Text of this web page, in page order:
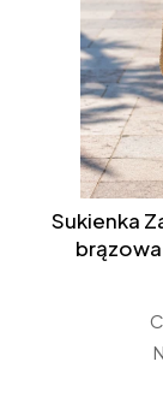
Sukienka